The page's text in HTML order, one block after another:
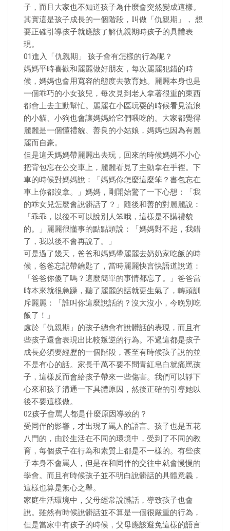
子，而且大家也不知道孩子為什麼會突然變成這樣。
其實這是孩子成長的一個階段，叫做「仇親期」， 想
要正確引導孩子就應該了解仇親期時孩子的具體表
現。
01進入「仇親期」 孩子會有怎樣的行為呢？
媽媽平時喜歡和麗麗做好朋友，每次麗麗犯錯的時
候，媽媽也會用寬容的態度去教育她。麗麗本身也是
一個乖巧的小女孩兒，每次見到老人拿著很重的東西
都會上去主動幫忙。麗麗在小區玩耍的時候看見流浪
的小貓、小狗也會讓媽媽給它們喂吃的。大家都覺得
麗麗是一個懂禮貌、善良的小姑娘，媽媽也因為有麗
麗而自豪。
但是這天媽媽帶麗麗出去玩，回來的時候媽媽不小心
把背包忘在公交車上，麗麗看見了主動拿在手裡。下
車的時候對媽媽說：「媽媽你怎麼這麼笨？書包忘在
車上你都沒拿。」媽媽，剛開始驚了一下心想：「我
的乖女兒怎麼會說髒話了？」隨後和善的對麗麗說：
「乖乖，以後不可以說別人笨哦，這樣是不講禮貌
的。」麗麗很懂事的點點頭說：「媽媽對不起，我錯
了，我以後不會再說了。」
可是過了幾天，爸爸和媽媽帶麗麗去奶奶家吃飯的時
候，爸爸忘記帶鑰匙了，當時麗麗快言快語道說道：
「爸爸你傻了嗎？這麼簡單的事情都忘了。」爸爸當
時本來就很急躁，聽了麗麗的話就更生氣了，轉頭訓
斥麗麗：「誰叫你這麼說話的？沒大沒小，今晚別吃
飯了！」
處於「仇親期」的孩子總會有說髒話的表現，而且有
些孩子還會表現出比較叛逆的行為。不過這都是孩子
成長必須要經歷的一個階段，甚至有時候孩子說的並
不是有心的話。家長千萬不要不問青紅皂白就痛罵孩
子，這樣反而會給孩子帶來一些傷害。我們可以靜下
心來和孩子溝通一下具體原因，然後正確的引導她以
後不要這樣做。
02孩子會罵人都是什麼原因導致的？
受同伴的影響，才出現了罵人的語言。孩子也是五花
八門的，由於生活在不同的環境中，受到了不同的教
育，每個孩子在行為和素質上都是不一樣的。有些孩
子本身不會罵人，但是在和同伴的交往中就會慢慢的
學會。而且有時候孩子並不明白說髒話的具體意義，
這樣也算是無心之舉。
家庭生活環境中，父母經常說髒話，導致孩子也會
說。雖然有時候說髒話並不算是一個很嚴重的行為，
但是當家中有孩子的時候，父母應該避免這樣的語言